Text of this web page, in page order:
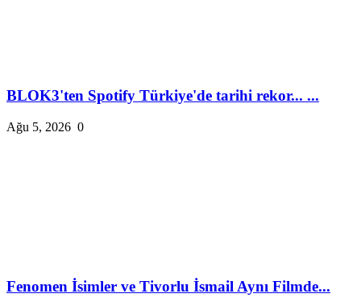
BLOK3'ten Spotify Türkiye'de tarihi rekor... ...
Ağu 5, 2026 0
Fenomen İsimler ve Tivorlu İsmail Aynı Filmde...